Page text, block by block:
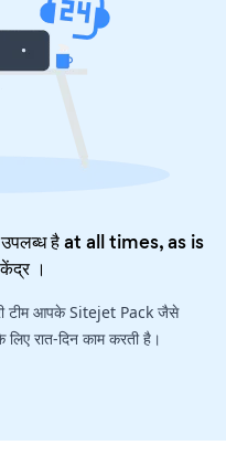
है at all times, as is
।
टीम आपके Sitejet Pack जैसे
रात-दिन काम करती है।